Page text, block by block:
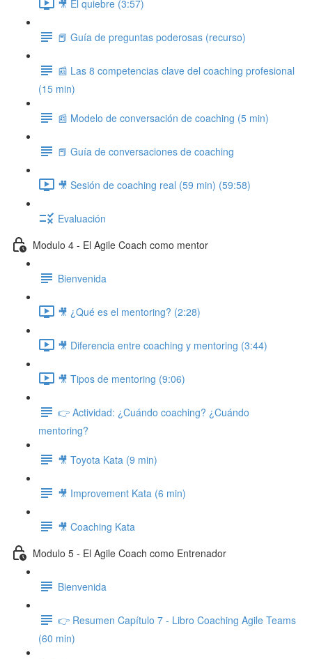
🎥 El quiebre (3:57)
📕 Guía de preguntas poderosas (recurso)
📰 Las 8 competencias clave del coaching profesional
(15 min)
📰 Modelo de conversación de coaching (5 min)
📕 Guía de conversaciones de coaching
🎥 Sesión de coaching real (59 min) (59:58)
Evaluación
Modulo 4 - El Agile Coach como mentor
Bienvenida
🎥 ¿Qué es el mentoring? (2:28)
🎥 Diferencia entre coaching y mentoring (3:44)
🎥 Tipos de mentoring (9:06)
👉 Actividad: ¿Cuándo coaching? ¿Cuándo
mentoring?
🎥 Toyota Kata (9 min)
🎥 Improvement Kata (6 min)
🎥 Coaching Kata
Modulo 5 - El Agile Coach como Entrenador
Bienvenida
👉 Resumen Capítulo 7 - Libro Coaching Agile Teams
(60 min)